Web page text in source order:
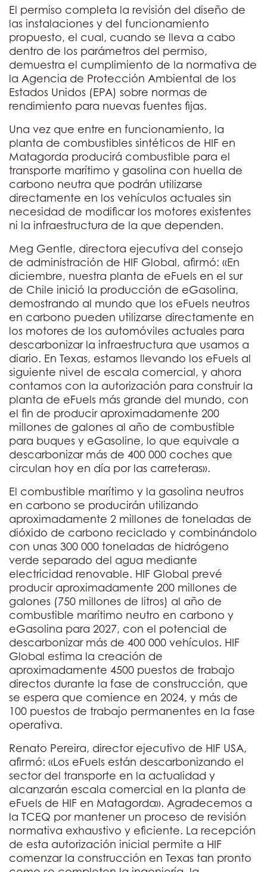
El permiso completa la revisión del diseño de
las instalaciones y del funcionamiento
propuesto, el cual, cuando se lleva a cabo
dentro de los parámetros del permiso,
demuestra el cumplimiento de la normativa de
la Agencia de Protección Ambiental de los
Estados Unidos (EPA) sobre normas de
rendimiento para nuevas fuentes fijas.
Una vez que entre en funcionamiento, la
planta de combustibles sintéticos de HIF en
Matagorda producirá combustible para el
transporte marítimo y gasolina con huella de
carbono neutra que podrán utilizarse
directamente en los vehículos actuales sin
necesidad de modificar los motores existentes
ni la infraestructura de la que dependen.
Meg Gentle, directora ejecutiva del consejo
de administración de HIF Global, afirmó: «En
diciembre, nuestra planta de eFuels en el sur
de Chile inició la producción de eGasolina,
demostrando al mundo que los eFuels neutros
en carbono pueden utilizarse directamente en
los motores de los automóviles actuales para
descarbonizar la infraestructura que usamos a
diario. En Texas, estamos llevando los eFuels al
siguiente nivel de escala comercial, y ahora
contamos con la autorización para construir la
planta de eFuels más grande del mundo, con
el fin de producir aproximadamente 200
millones de galones al año de combustible
para buques y eGasoline, lo que equivale a
descarbonizar más de 400 000 coches que
circulan hoy en día por las carreteras».
El combustible marítimo y la gasolina neutros
en carbono se producirán utilizando
aproximadamente 2 millones de toneladas de
dióxido de carbono reciclado y combinándolo
con unas 300 000 toneladas de hidrógeno
verde separado del agua mediante
electricidad renovable. HIF Global prevé
producir aproximadamente 200 millones de
galones (750 millones de litros) al año de
combustible marítimo neutro en carbono y
eGasolina para 2027, con el potencial de
descarbonizar más de 400 000 vehículos. HIF
Global estima la creación de
aproximadamente 4500 puestos de trabajo
directos durante la fase de construcción, que
se espera que comience en 2024, y más de
100 puestos de trabajo permanentes en la fase
operativa.
Renato Pereira, director ejecutivo de HIF USA,
afirmó: «Los eFuels están descarbonizando el
sector del transporte en la actualidad y
alcanzarán escala comercial en la planta de
eFuels de HIF en Matagorda». Agradecemos a
la TCEQ por mantener un proceso de revisión
normativa exhaustivo y eficiente. La recepción
de esta autorización inicial permite a HIF
comenzar la construcción en Texas tan pronto